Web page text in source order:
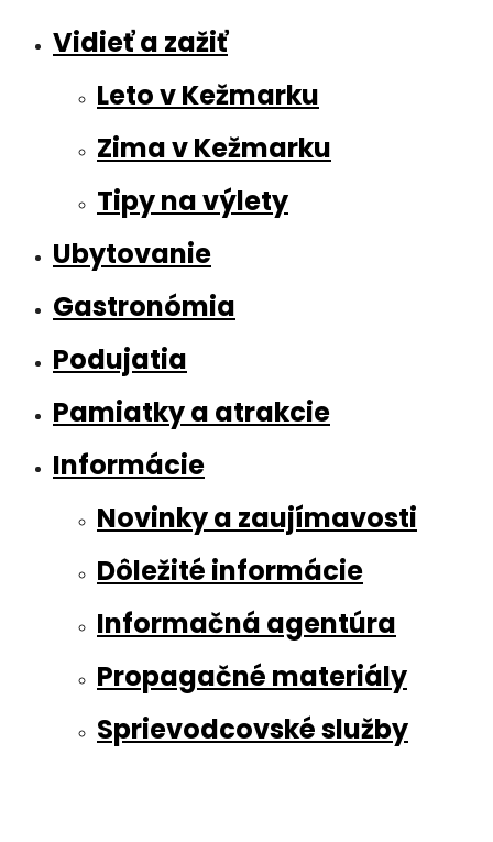
Vidieť a zažiť
Leto v Kežmarku
Zima v Kežmarku
Tipy na výlety
Ubytovanie
Gastronómia
Podujatia
Pamiatky a atrakcie
Informácie
Novinky a zaujímavosti
Dôležité informácie
Informačná agentúra
Propagačné materiály
Sprievodcovské služby